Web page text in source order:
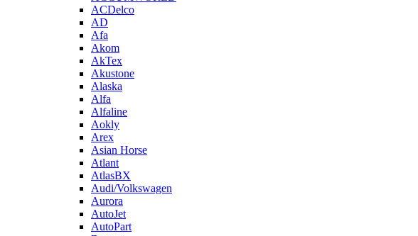
ACDelco
AD
Afa
Akom
AkTex
Akustone
Alaska
Alfa
Alfaline
Aokly
Arex
Asian Horse
Atlant
AtlasBX
Audi/Volkswagen
Aurora
AutoJet
AutoPart